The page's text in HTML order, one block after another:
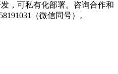
，可私有化部署。咨询合作和
（微信同号）。